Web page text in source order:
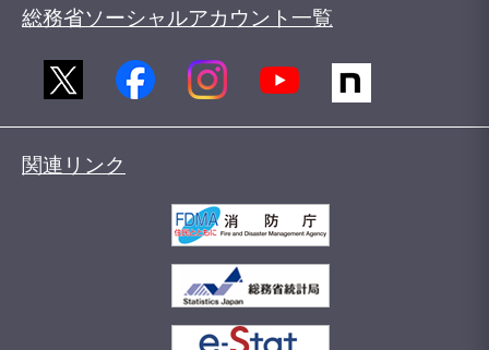
総務省ソーシャルアカウント一覧
関連リンク